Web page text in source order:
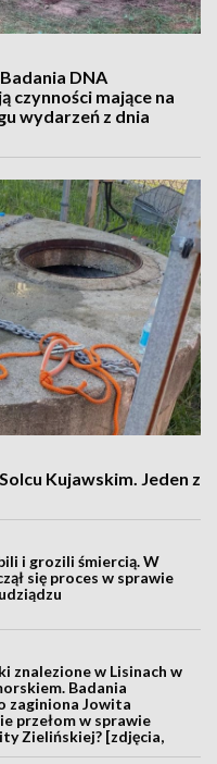
DNA
czynności mające na
wydarzeń z dnia
Kujawskim. Jeden z
i grozili śmiercią. W
się proces w sprawie
znalezione w Lisinach w
Badania
zaginiona Jowita
przełom w sprawie
Zielińskiej? [zdjęcia,